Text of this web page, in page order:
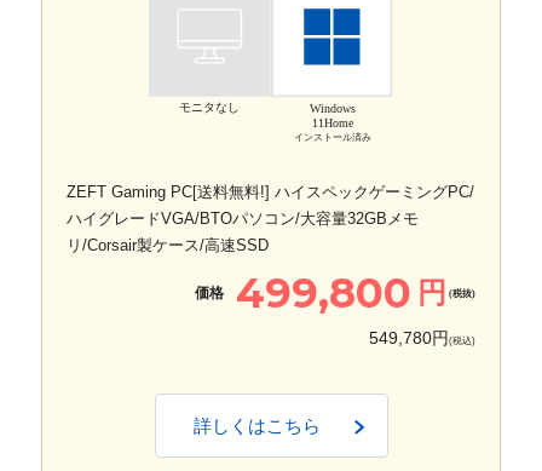
モニタなし
Windows
11Home
インストール済み
ZEFT Gaming PC[送料無料!] ハイスペックゲーミングPC/
ハイグレードVGA/BTOパソコン/大容量32GBメモ
リ/Corsair製ケース/高速SSD
価格 499,800 円 (税抜)
549,780円 (税込)
詳しくはこちら